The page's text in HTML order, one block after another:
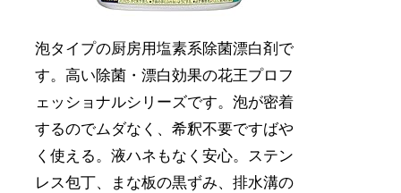
泡タイプの厨房用塩素系除菌漂白剤で
す。高い除菌・漂白効果の花王プロフ
ェッショナルシリーズです。泡が密着
するのでムダなく、希釈不要ですばや
く使える。液ハネもなく安心。ステン
レス包丁、まな板の黒ずみ、排水溝の